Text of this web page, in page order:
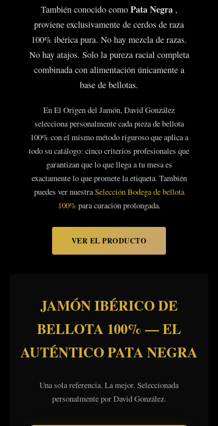
También conocido como Pata Negra ,
proviene exclusivamente de cerdos de raza
100% ibérica pura. No hay mezcla de razas.
No hay atajos. Solo la pureza racial completa
combinada con alimentación únicamente a
base de bellotas.
En El Origen del Jamón, David González
selecciona personalmente cada pieza de bellota
100% con el mismo método riguroso que aplica a
todo su catálogo: cinco criterios profesionales que
garantizan que lo que llega a tu mesa es
exactamente lo que promete la etiqueta. También
puedes ver nuestraSelección Bodega de bellota
100% para curación prolongada.
VER EL PRODUCTO
JAMÓN IBÉRICO DE
BELLOTA 100% — EL
AUTÉNTICO PATA NEGRA
Una sola referencia. La mejor. Seleccionada
personalmente por David González.